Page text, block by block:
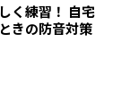
く練習！ 自宅
きの防音対策